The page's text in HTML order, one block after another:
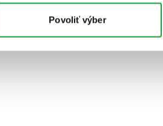
Povoliť výber